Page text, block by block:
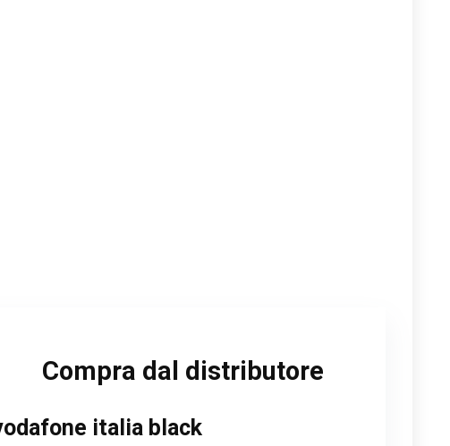
Compra dal distributore
italia black